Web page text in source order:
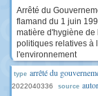
Arrêté du
flamand du 1 juin
matière d'hygiène
politiques relatives à
l'environnement
type arrêté du
2022040336 source